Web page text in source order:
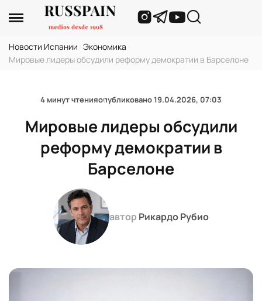
Новости Испании Экономика
Мировые лидеры обсудили реформу демократии в Барселоне
4 минут чтенияопубликовано19.04.2026, 07:03
Мировые лидеры обсудили
реформу демократии в
Барселоне
автор Рикардо Рубио